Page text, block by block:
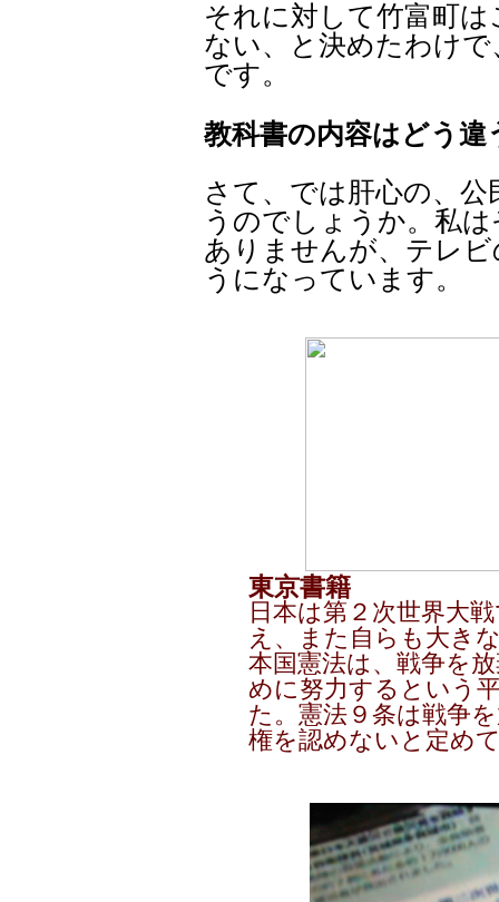
それに対して竹富町
ない、と決めたわけ
です。
教科書の内容はどう違
さて、では肝心の、
うのでしょうか。私
ありませんが、テレ
うになっています。
東京書籍
日本は第２次世界大
え、また自らも大き
本国憲法は、戦争を
めに努力するという
た。憲法９条は戦争
権を認めないと定め